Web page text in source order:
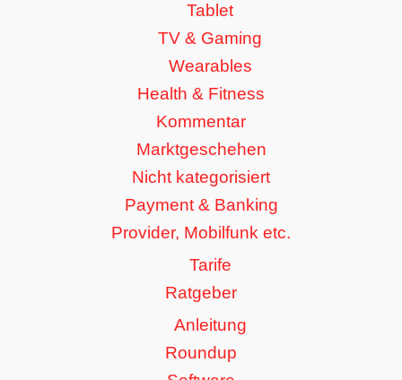
Tablet
TV & Gaming
Wearables
Health & Fitness
Kommentar
Marktgeschehen
Nicht kategorisiert
Payment & Banking
Provider, Mobilfunk etc.
Tarife
Ratgeber
Anleitung
Roundup